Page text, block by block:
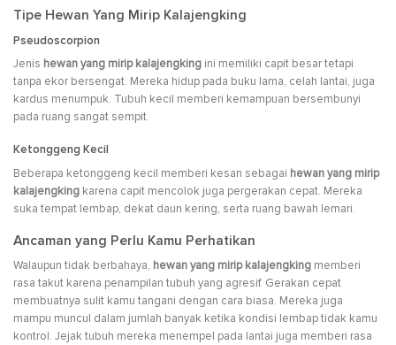
Tipe Hewan Yang Mirip Kalajengking
Pseudoscorpion
Jenis hewan yang mirip kalajengking ini memiliki capit besar tetapi
tanpa ekor bersengat. Mereka hidup pada buku lama, celah lantai, juga
kardus menumpuk. Tubuh kecil memberi kemampuan bersembunyi
pada ruang sangat sempit.
Ketonggeng Kecil
Beberapa ketonggeng kecil memberi kesan sebagai hewan yang mirip
kalajengking karena capit mencolok juga pergerakan cepat. Mereka
suka tempat lembap, dekat daun kering, serta ruang bawah lemari.
Ancaman yang Perlu Kamu Perhatikan
Walaupun tidak berbahaya, hewan yang mirip kalajengking memberi
rasa takut karena penampilan tubuh yang agresif. Gerakan cepat
membuatnya sulit kamu tangani dengan cara biasa. Mereka juga
mampu muncul dalam jumlah banyak ketika kondisi lembap tidak kamu
kontrol. Jejak tubuh mereka menempel pada lantai juga memberi rasa